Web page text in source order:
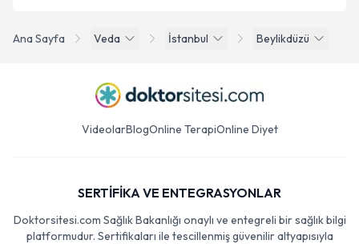
Ana Sayfa Veda İstanbul Beylikdüzü
VideolarBlogOnline TerapiOnline Diyet
SERTİFİKA VE ENTEGRASYONLAR
Doktorsitesi.com Sağlık Bakanlığı onaylı ve entegreli bir sağlık bilgi
platformudur. Sertifikaları ile tescillenmiş güvenilir altyapısıyla